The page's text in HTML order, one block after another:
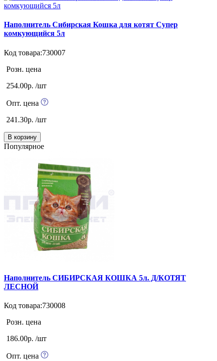
Наполнитель Сибирская Кошка для котят Супер
комкующийся 5л
Код товара:730007
Розн. цена
254.00р. /шт
Опт. цена
241.30р. /шт
В корзину
Популярное
Наполнитель СИБИРСКАЯ КОШКА 5л. Д/КОТЯТ
ЛЕСНОЙ
Код товара:730008
Розн. цена
186.00р. /шт
Опт. цена